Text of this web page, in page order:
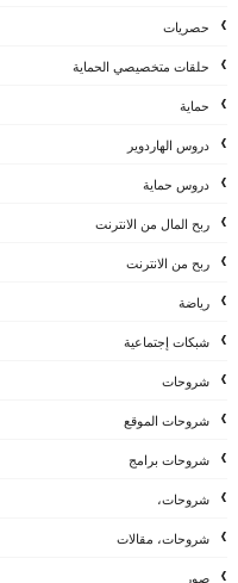
حصريات
حلقات متخصيصي الحماية
حماية
دروس الهاردوير
دروس حماية
ربح المال من الانترنت
ربح من الانترنت
رياضة
شبكات إجتماعية
شروحات
شروحات الموقع
شروحات برامج
شروحات،
شروحات، مقالات
صور